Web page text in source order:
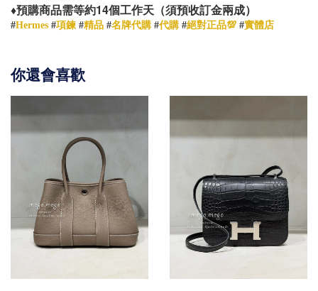
♦️預購商品需等約14個工作天（須預收訂金兩成）
#Hermes #項鍊 #精品 #名牌代購 #代購 #絕對正品💯 #實體店
你還會喜歡